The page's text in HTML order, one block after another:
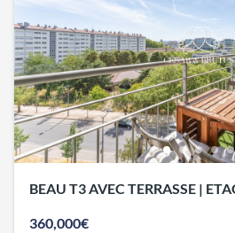
BEAU T3 AVEC TERRASSE |
360,000€